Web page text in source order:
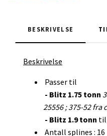
BESKRIVELSE
Beskrivelse
Passer til
- Blitz 1.75 tonn
25556 ; 375-52 fra
- Blitz 1.9 tonn til
Antall splines : 16